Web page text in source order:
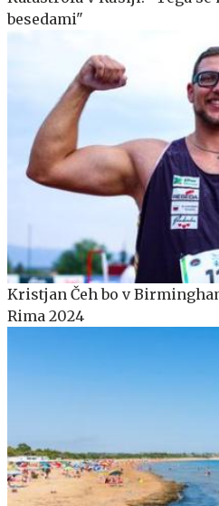
besedami"
Kristjan Čeh bo v
Rima 2024